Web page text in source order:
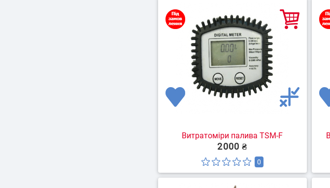
Витратоміри палива TSM-F
2000 ₴
0